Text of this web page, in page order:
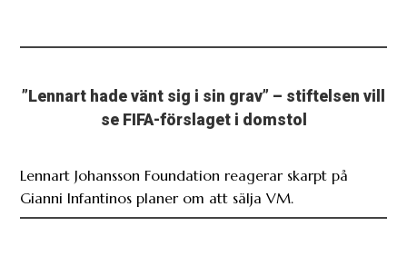
”Lennart hade vänt sig i sin grav” – stiftelsen vill
se FIFA-förslaget i domstol
Lennart Johansson Foundation reagerar skarpt på
Gianni Infantinos planer om att sälja VM.